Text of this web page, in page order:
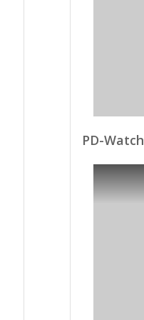
PD-Watch